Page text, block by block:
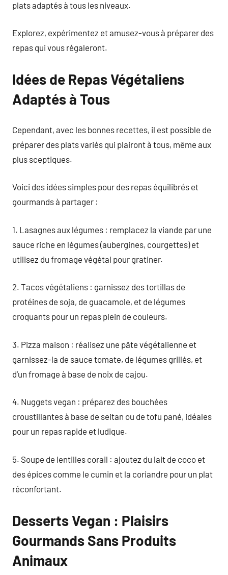
plats adaptés à tous les niveaux.
Explorez, expérimentez et amusez-vous à préparer des
repas qui vous régaleront.
Idées de Repas Végétaliens
Adaptés à Tous
Cependant, avec les bonnes recettes, il est possible de
préparer des plats variés qui plairont à tous, même aux
plus sceptiques.
Voici des idées simples pour des repas équilibrés et
gourmands à partager :
1. Lasagnes aux légumes : remplacez la viande par une
sauce riche en légumes (aubergines, courgettes) et
utilisez du fromage végétal pour gratiner.
2. Tacos végétaliens : garnissez des tortillas de
protéines de soja, de guacamole, et de légumes
croquants pour un repas plein de couleurs.
3. Pizza maison : réalisez une pâte végétalienne et
garnissez-la de sauce tomate, de légumes grillés, et
d’un fromage à base de noix de cajou.
4. Nuggets vegan : préparez des bouchées
croustillantes à base de seitan ou de tofu pané, idéales
pour un repas rapide et ludique.
5. Soupe de lentilles corail : ajoutez du lait de coco et
des épices comme le cumin et la coriandre pour un plat
réconfortant.
Desserts Vegan : Plaisirs
Gourmands Sans Produits
Animaux